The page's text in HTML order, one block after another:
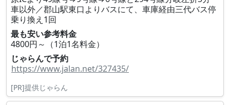
車以外／郡山駅東口よりバスにて、車庫経由三代バス停
乗り換え1回
最も安い参考料金
4800円～（1泊1名料金）
じゃらんで予約
https://www.jalan.net/327435/
[PR]提供じゃらん